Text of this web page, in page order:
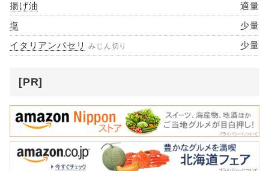
揚げ油
適量
塩
少量
イタリアンパセリ
みじん切り 少量
[PR]